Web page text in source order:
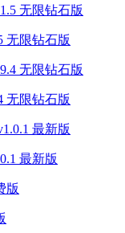
无限钻石版
无限钻石版
最新版